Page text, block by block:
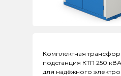
Комплектная
подстанция КТП 250
для надёжного